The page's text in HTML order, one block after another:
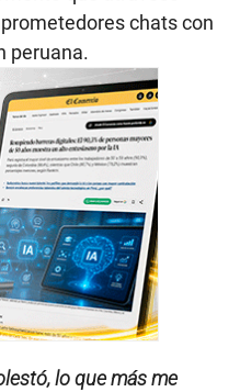
chats con
peruana.
lo que más me